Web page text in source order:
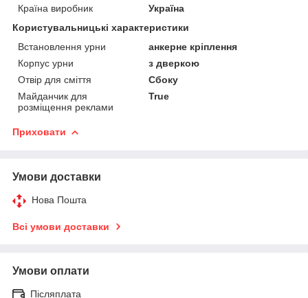
Країна виробник
Україна
Користувальницькі характеристики
Встановлення урни
анкерне кріплення
Корпус урни
з дверкою
Отвір для сміття
Сбоку
Майданчик для
розміщення реклами
True
Приховати
Умови доставки
Нова Пошта
Всі умови доставки
Умови оплати
Післяплата